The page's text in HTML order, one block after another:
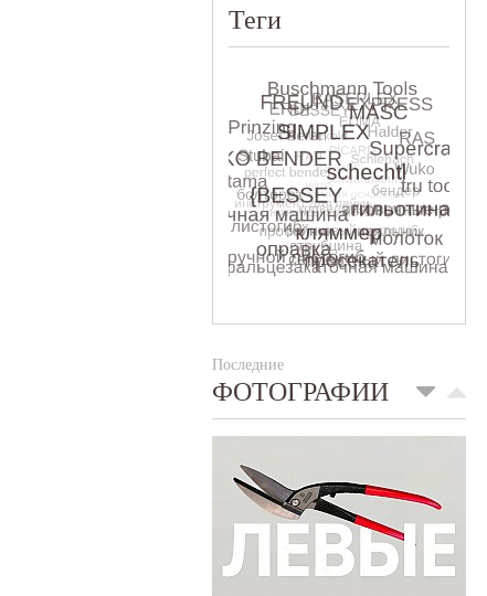
Теги
Последние
ФОТОГРАФИИ